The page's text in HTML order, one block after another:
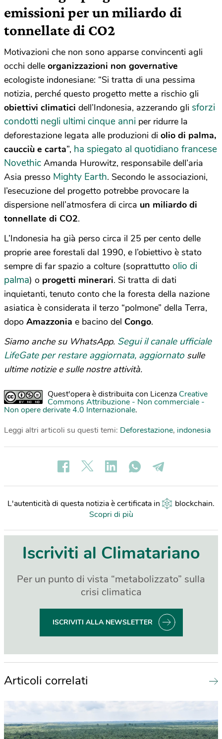
emissioni per un miliardo di
tonnellate di CO2
Motivazioni che non sono apparse convincenti agli
occhi delle organizzazioni non governative
ecologiste indonesiane: “Si tratta di una pessima
notizia, perché questo progetto mette a rischio gli
obiettivi climatici dell’Indonesia, azzerando gli sforzi
condotti negli ultimi cinque anni per ridurre la
deforestazione legata alle produzioni di olio di palma,
caucciù e carta”, ha spiegato al quotidiano francese
Novethic Amanda Hurowitz, responsabile dell’aria
Asia presso Mighty Earth. Secondo le associazioni,
l’esecuzione del progetto potrebbe provocare la
dispersione nell’atmosfera di circa un miliardo di
tonnellate di CO2.
L’Indonesia ha già perso circa il 25 per cento delle
proprie aree forestali dal 1990, e l’obiettivo è stato
sempre di far spazio a colture (soprattutto olio di
palma) o progetti minerari. Si tratta di dati
inquietanti, tenuto conto che la foresta della nazione
asiatica è considerata il terzo “polmone” della Terra,
dopo Amazzonia e bacino del Congo.
Siamo anche su WhatsApp. Segui il canale ufficiale
LifeGate per restare aggiornata, aggiornato sulle
ultime notizie e sulle nostre attività.
Quest'opera è distribuita con Licenza Creative
Commons Attribuzione - Non commerciale -
Non opere derivate 4.0 Internazionale.
Leggi altri articoli su questi temi: Deforestazione, indonesia
L'autenticità di questa notizia è certificata in blockchain.
Scopri di più
Iscriviti al Climatariano
Per un punto di vista “metabolizzato” sulla
crisi climatica
ISCRIVITI ALLA NEWSLETTER
Articoli correlati